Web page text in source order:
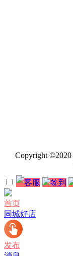
Copyright
客服 签到
首页
同城好店
发布